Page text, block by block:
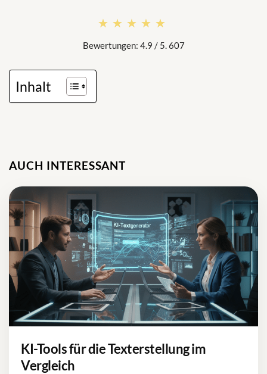
★★★★★
★★★★★
Bewertungen: 4.9 / 5. 607
Inhalt
AUCH INTERESSANT
KI-Tools für die Texterstellung im
Vergleich